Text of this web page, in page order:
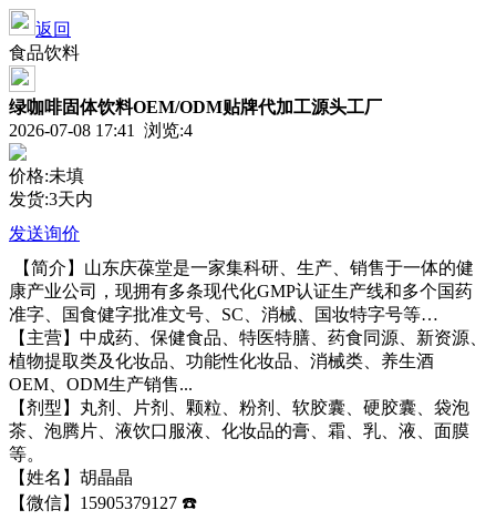
返回
食品饮料
绿咖啡固体饮料OEM/ODM贴牌代加工源头工厂
2026-07-08 17:41 浏览:4
价格:未填
发货:3天内
发送询价
【简介】山东庆葆堂是一家集科研、生产、销售于一体的健
康产业公司，现拥有多条现代化GMP认证生产线和多个国药
准字、国食健字批准文号、SC、消械、国妆特字号等…
【主营】中成药、保健食品、特医特膳、药食同源、新资源、
植物提取类及化妆品、功能性化妆品、消械类、养生酒
OEM、ODM生产销售...
【剂型】丸剂、片剂、颗粒、粉剂、软胶囊、硬胶囊、袋泡
茶、泡腾片、液饮口服液、化妆品的膏、霜、乳、液、面膜
等。
【姓名】胡晶晶
【微信】15905379127 ☎️